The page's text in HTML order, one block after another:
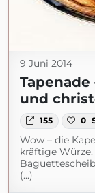
9 Juni 2014
und
155 0
Wow – die
kräftige
(...)